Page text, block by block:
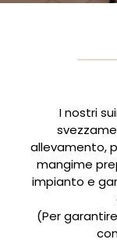
I nostri
allevamento,
mangime
impianto e
(Per